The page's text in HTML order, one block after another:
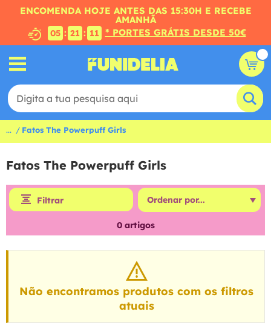
ENCOMENDA HOJE ANTES DAS 15:30H E RECEBE
AMANHÃ
05 : 21 : 11 * PORTES GRÁTIS DESDE 50€
... Fatos The Powerpuff Girls
Fatos The Powerpuff Girls
Filtrar
0artigos
Não encontramos produtos com os filtros
atuais